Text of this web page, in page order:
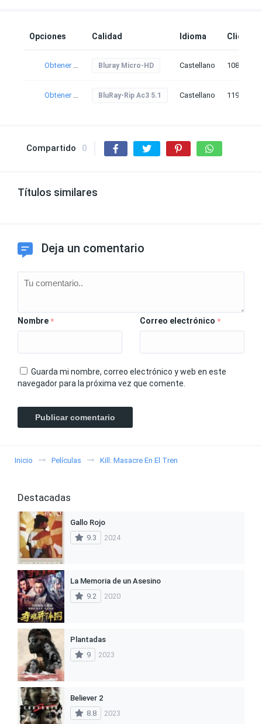
Opciones Calidad Idioma Clicks
Obtener torrent Bluray Micro-HD Castellano 108
Obtener torrent BluRay-Rip Ac3 5.1 Castellano 119
Compartido 0
Títulos similares
Deja un comentario
Nombre * Correo electrónico *
Guarda mi nombre, correo electrónico y web en este
navegador para la próxima vez que comente.
Inicio Películas Kill: Masacre En El Tren
Destacadas
Gallo Rojo
9.3
2024
La Memoria de un Asesino
9.2
2020
Plantadas
9
2023
Believer 2
8.8
2023